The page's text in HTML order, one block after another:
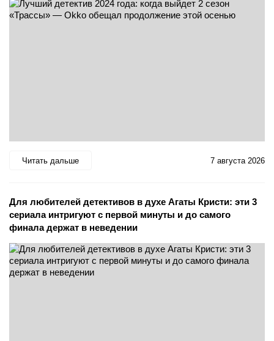
Читать дальше 7 августа 2026
Для любителей детективов в духе Агаты Кристи: эти 3
сериала интригуют с первой минуты и до самого
финала держат в неведении